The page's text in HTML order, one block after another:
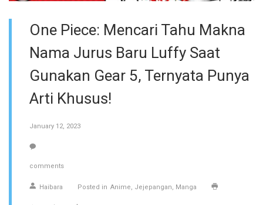
One Piece: Mencari Tahu Makna
Nama Jurus Baru Luffy Saat
Gunakan Gear 5, Ternyata Punya
Arti Khusus!
January 12, 2023
comments
Haibara Posted in Anime Jejepangan Manga